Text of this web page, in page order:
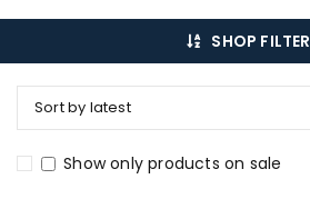
SHOP FILTER
Sort by latest
Show only products on sale